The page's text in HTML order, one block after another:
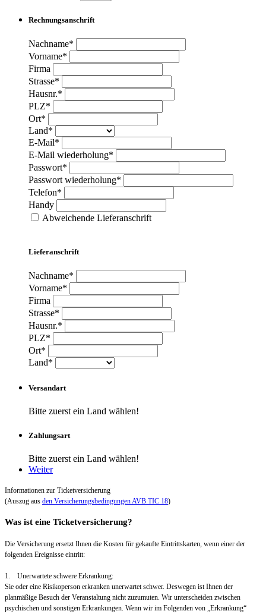
Rechnungsanschrift
Nachname*
Vorname*
Firma
Strasse*
Hausnr.*
PLZ*
Ort*
Land*
E-Mail*
E-Mail wiederholung*
Passwort*
Passwort wiederholung*
Telefon*
Handy
Abweichende Lieferanschrift
Lieferanschrift
Nachname*
Vorname*
Firma
Strasse*
Hausnr.*
PLZ*
Ort*
Land*
Versandart
Bitte zuerst ein Land wählen!
Zahlungsart
Bitte zuerst ein Land wählen!
Weiter
Informationen zur Ticketversicherung
(Auszug aus den Versicherungsbedingungen AVB TIC 18)
Was ist eine Ticketversicherung?
Die Versicherung ersetzt Ihnen die Kosten für gekaufte Eintrittskarten, wenn einer der
folgenden Ereignisse eintritt:
1. Unerwartete schwere Erkrankung:
Sie oder eine Risikoperson erkranken unerwartet schwer. Deswegen ist Ihnen der
planmäßige Besuch der Veranstaltung nicht zuzumuten. Wir unterscheiden zwischen
psychischen und sonstigen Erkrankungen. Wenn wir im Folgenden von „Erkrankung“